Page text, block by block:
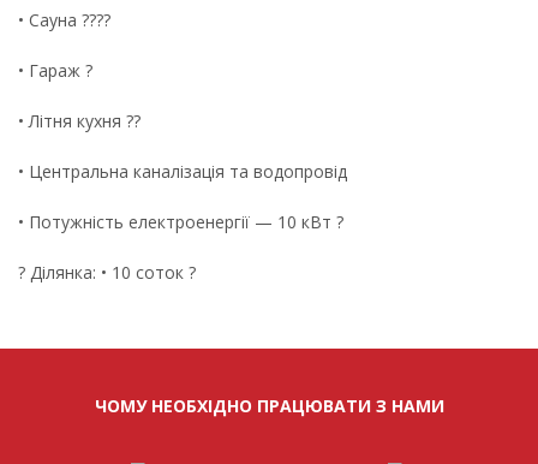
• Сауна ????
• Гараж ?
• Літня кухня ??
• Центральна каналізація та водопровід
• Потужність електроенергії — 10 кВт ?
? Ділянка: • 10 соток ?
ЧОМУ НЕОБХІДНО ПРАЦЮВАТИ З НАМИ